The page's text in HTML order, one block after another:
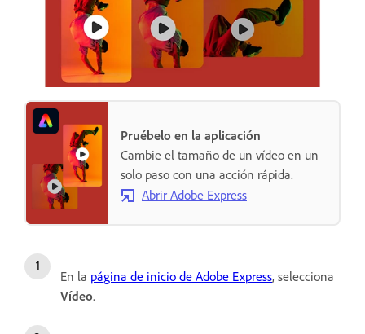
Pruébelo en la aplicación
Cambie el tamaño de un vídeo en un
solo paso con una acción rápida.
Abrir Adobe Express
En la página de inicio de Adobe Express, selecciona
Vídeo.